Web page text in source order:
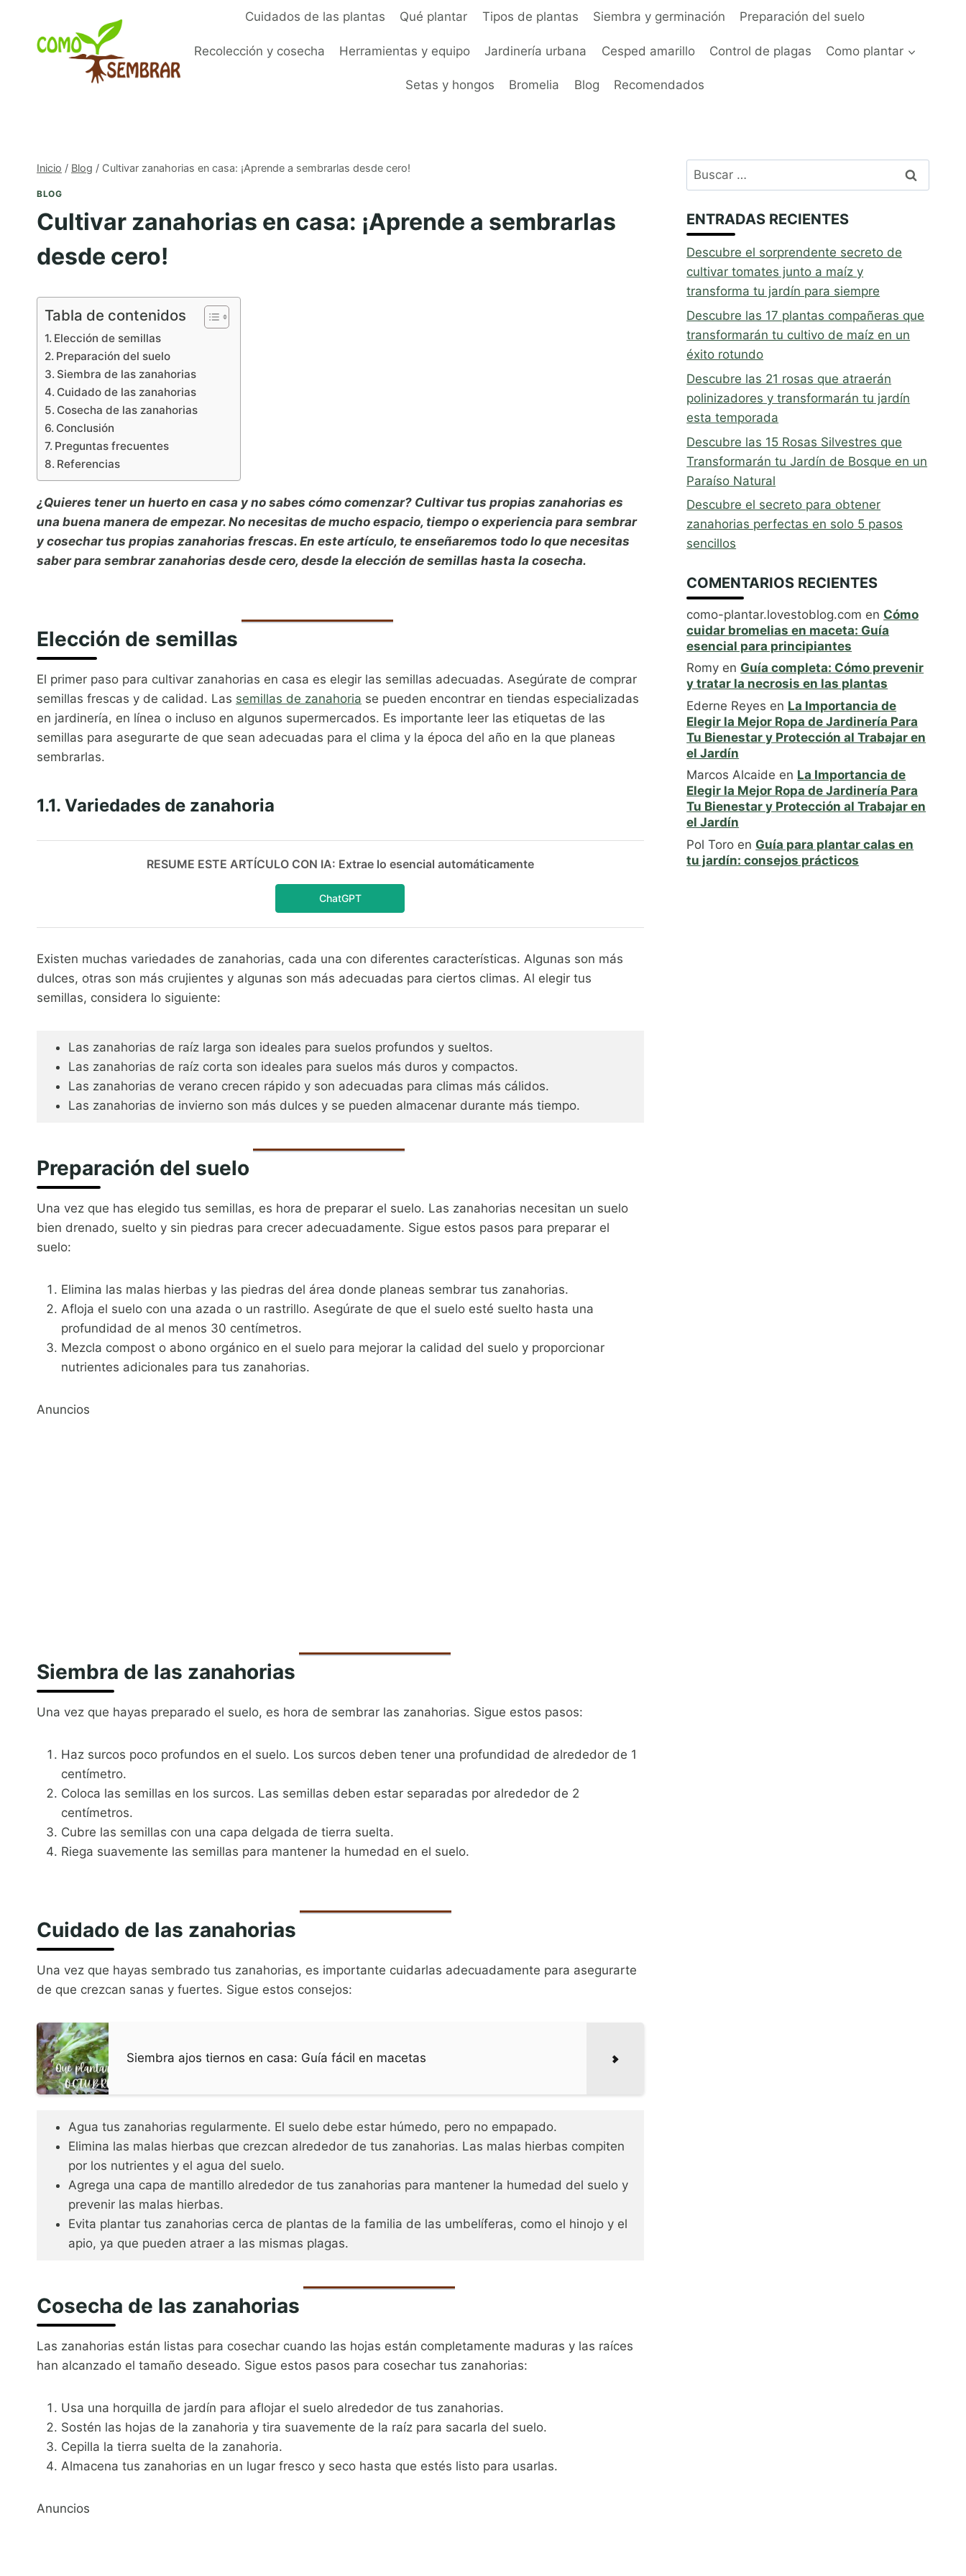
contenido
Cuidados de las plantas Qué plantar Tipos de plantas Siembra y germinación Preparación del suelo
Recolección y cosecha Herramientas y equipo Jardinería urbana Cesped amarillo Control de plagas Como plantar
Setas y hongos Bromelia Blog Recomendados
Inicio / Blog / Cultivar zanahorias en casa: ¡Aprende a sembrarlas desde cero!
BLOG
Cultivar zanahorias en casa: ¡Aprende a sembrarlas
desde cero!
Tabla de contenidos
Elección de semillas
Preparación del suelo
Siembra de las zanahorias
Cuidado de las zanahorias
Cosecha de las zanahorias
Conclusión
Preguntas frecuentes
Referencias
¿Quieres tener un huerto en casa y no sabes cómo comenzar? Cultivar tus propias zanahorias es
una buena manera de empezar. No necesitas de mucho espacio, tiempo o experiencia para sembrar
y cosechar tus propias zanahorias frescas. En este artículo, te enseñaremos todo lo que necesitas
saber para sembrar zanahorias desde cero, desde la elección de semillas hasta la cosecha.
Elección de semillas
El primer paso para cultivar zanahorias en casa es elegir las semillas adecuadas. Asegúrate de comprar
semillas frescas y de calidad. Las semillas de zanahoria se pueden encontrar en tiendas especializadas
en jardinería, en línea o incluso en algunos supermercados. Es importante leer las etiquetas de las
semillas para asegurarte de que sean adecuadas para el clima y la época del año en la que planeas
sembrarlas.
1.1. Variedades de zanahoria
RESUME ESTE ARTÍCULO CON IA: Extrae lo esencial automáticamente
ChatGPT
Existen muchas variedades de zanahorias, cada una con diferentes características. Algunas son más
dulces, otras son más crujientes y algunas son más adecuadas para ciertos climas. Al elegir tus
semillas, considera lo siguiente:
Las zanahorias de raíz larga son ideales para suelos profundos y sueltos.
Las zanahorias de raíz corta son ideales para suelos más duros y compactos.
Las zanahorias de verano crecen rápido y son adecuadas para climas más cálidos.
Las zanahorias de invierno son más dulces y se pueden almacenar durante más tiempo.
Preparación del suelo
Una vez que has elegido tus semillas, es hora de preparar el suelo. Las zanahorias necesitan un suelo
bien drenado, suelto y sin piedras para crecer adecuadamente. Sigue estos pasos para preparar el
suelo:
Elimina las malas hierbas y las piedras del área donde planeas sembrar tus zanahorias.
Afloja el suelo con una azada o un rastrillo. Asegúrate de que el suelo esté suelto hasta una
profundidad de al menos 30 centímetros.
Mezcla compost o abono orgánico en el suelo para mejorar la calidad del suelo y proporcionar
nutrientes adicionales para tus zanahorias.
Anuncios
Siembra de las zanahorias
Una vez que hayas preparado el suelo, es hora de sembrar las zanahorias. Sigue estos pasos:
Haz surcos poco profundos en el suelo. Los surcos deben tener una profundidad de alrededor de 1
centímetro.
Coloca las semillas en los surcos. Las semillas deben estar separadas por alrededor de 2
centímetros.
Cubre las semillas con una capa delgada de tierra suelta.
Riega suavemente las semillas para mantener la humedad en el suelo.
Cuidado de las zanahorias
Una vez que hayas sembrado tus zanahorias, es importante cuidarlas adecuadamente para asegurarte
de que crezcan sanas y fuertes. Sigue estos consejos:
Siembra ajos tiernos en casa: Guía fácil en macetas
Agua tus zanahorias regularmente. El suelo debe estar húmedo, pero no empapado.
Elimina las malas hierbas que crezcan alrededor de tus zanahorias. Las malas hierbas compiten
por los nutrientes y el agua del suelo.
Agrega una capa de mantillo alrededor de tus zanahorias para mantener la humedad del suelo y
prevenir las malas hierbas.
Evita plantar tus zanahorias cerca de plantas de la familia de las umbelíferas, como el hinojo y el
apio, ya que pueden atraer a las mismas plagas.
Cosecha de las zanahorias
Las zanahorias están listas para cosechar cuando las hojas están completamente maduras y las raíces
han alcanzado el tamaño deseado. Sigue estos pasos para cosechar tus zanahorias:
Usa una horquilla de jardín para aflojar el suelo alrededor de tus zanahorias.
Sostén las hojas de la zanahoria y tira suavemente de la raíz para sacarla del suelo.
Cepilla la tierra suelta de la zanahoria.
Almacena tus zanahorias en un lugar fresco y seco hasta que estés listo para usarlas.
Anuncios
Buscar:
ENTRADAS RECIENTES
Descubre el sorprendente secreto de
cultivar tomates junto a maíz y
transforma tu jardín para siempre
Descubre las 17 plantas compañeras que
transformarán tu cultivo de maíz en un
éxito rotundo
Descubre las 21 rosas que atraerán
polinizadores y transformarán tu jardín
esta temporada
Descubre las 15 Rosas Silvestres que
Transformarán tu Jardín de Bosque en un
Paraíso Natural
Descubre el secreto para obtener
zanahorias perfectas en solo 5 pasos
sencillos
COMENTARIOS RECIENTES
como-plantar.lovestoblog.com en Cómo
cuidar bromelias en maceta: Guía
esencial para principiantes
Romy en Guía completa: Cómo prevenir
y tratar la necrosis en las plantas
Ederne Reyes en La Importancia de
Elegir la Mejor Ropa de Jardinería Para
Tu Bienestar y Protección al Trabajar en
el Jardín
Marcos Alcaide en La Importancia de
Elegir la Mejor Ropa de Jardinería Para
Tu Bienestar y Protección al Trabajar en
el Jardín
Pol Toro en Guía para plantar calas en
tu jardín: consejos prácticos